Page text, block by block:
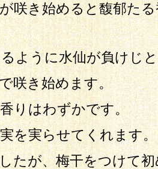
咲き始めると馥郁た
ように水仙が負けじ
咲き始めます。
りはわずかです。
を実らせてくれます。
たが、梅干をつけて